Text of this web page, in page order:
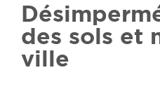
des sols et
ville